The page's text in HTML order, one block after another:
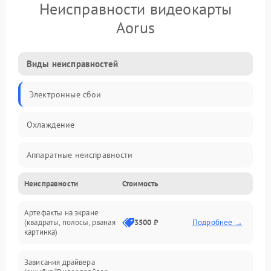
Неисправности видеокарты
Aorus
Виды неисправностей
Электронные сбои
Охлаждение
Аппаратные неисправности
Перегрев и термопроблемы
Видео
Неисправности Стоимость
Артефакты на экране
(квадраты, полосы, рваная
картинка)
3500 ₽ Подробнее →
Зависания драйвера